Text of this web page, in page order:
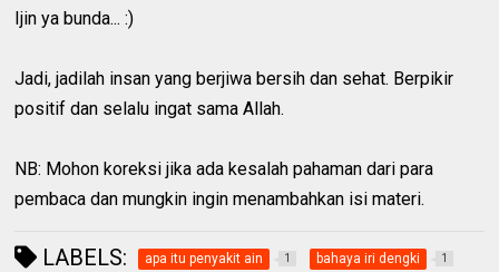
Ijin ya bunda... :)
Jadi, jadilah insan yang berjiwa bersih dan sehat. Berpikir
positif dan selalu ingat sama Allah.
NB: Mohon koreksi jika ada kesalah pahaman dari para
pembaca dan mungkin ingin menambahkan isi materi.
LABELS: apa itu penyakit ain 1 bahaya iri dengki 1